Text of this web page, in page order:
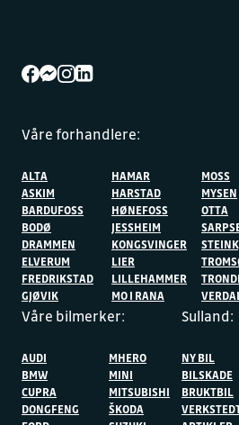
Våre forhandlere:
ALTA
ASKIM
BARDUFOSS
BODØ
DRAMMEN
ELVERUM
FREDRIKSTAD
GJØVIK
HAMAR
HARSTAD
HØNEFOSS
JESSHEIM
KONGSVINGER
LIER
LILLEHAMMER
MO I RANA
MOSS
MYSEN
OTTA
Våre bilmerker:
AUDI
BMW
CUPRA
DONGFENG
MHERO
MINI
MITSUBISHI
ŠKODA
Sulland:
NY BIL
BILSKADE
BRUKTBIL